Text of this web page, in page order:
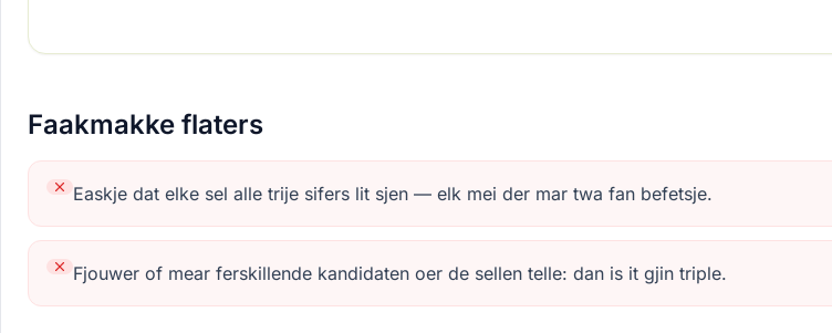
Faakmakke flaters
Easkje dat elke sel alle trije sifers lit sjen — elk mei der mar twa fan befetsje.
Fjouwer of mear ferskillende kandidaten oer de sellen telle: dan is it gjin triple.